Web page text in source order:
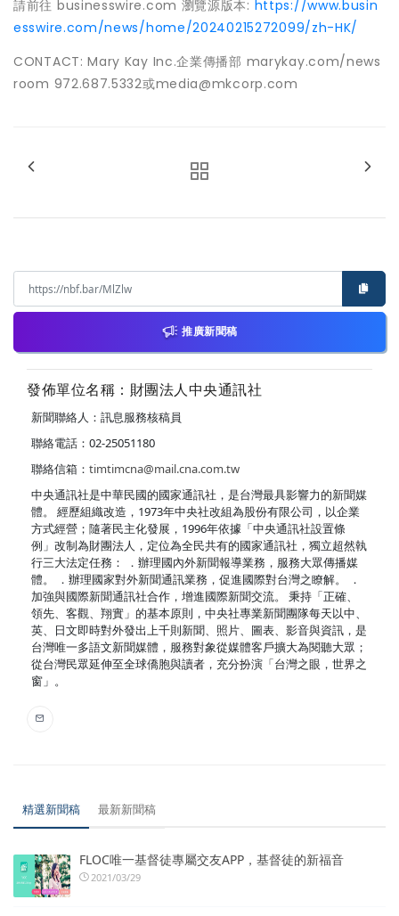
請前往 businesswire.com 瀏覽源版本: https://www.busin
esswire.com/news/home/20240215272099/zh-HK/
CONTACT: Mary Kay Inc.企業傳播部 marykay.com/news
room 972.687.5332或media@mkcorp.com
推廣新聞稿
發佈單位名稱：財團法人中央通訊社
新聞聯絡人：訊息服務核稿員
聯絡電話：02-25051180
聯絡信箱： timtimcna@mail.cna.com.tw
中央通訊社是中華民國的國家通訊社，是台灣最具影響力的新聞媒
體。 經歷組織改造，1973年中央社改組為股份有限公司，以企業
方式經營；隨著民主化發展，1996年依據「中央通訊社設置條
例」改制為財團法人，定位為全民共有的國家通訊社，獨立超然執
行三大法定任務： ．辦理國內外新聞報導業務，服務大眾傳播媒
體。 ．辦理國家對外新聞通訊業務，促進國際對台灣之瞭解。 ．
加強與國際新聞通訊社合作，增進國際新聞交流。 秉持「正確、
領先、客觀、翔實」的基本原則，中央社專業新聞團隊每天以中、
英、日文即時對外發出上千則新聞、照片、圖表、影音與資訊，是
台灣唯一多語文新聞媒體，服務對象從媒體客戶擴大為閱聽大眾；
從台灣民眾延伸至全球僑胞與讀者，充分扮演「台灣之眼，世界之
窗」。
精選新聞稿 最新新聞稿
FLOC唯一基督徒專屬交友APP，基督徒的新福音
2021/03/29